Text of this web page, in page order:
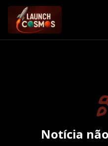
Notícia